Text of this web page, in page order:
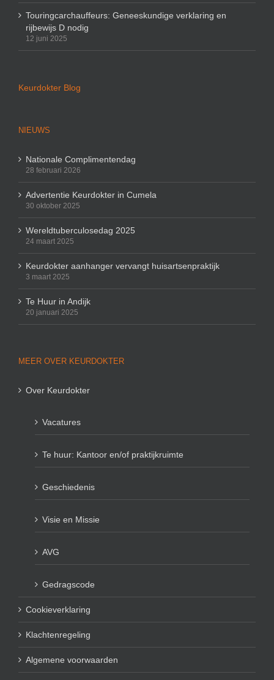
Touringcarchauffeurs: Geneeskundige verklaring en
rijbewijs D nodig
12 juni 2025
Keurdokter Blog
NIEUWS
Nationale Complimentendag
28 februari 2026
Advertentie Keurdokter in Cumela
30 oktober 2025
Wereldtuberculosedag 2025
24 maart 2025
Keurdokter aanhanger vervangt huisartsenpraktijk
3 maart 2025
Te Huur in Andijk
20 januari 2025
MEER OVER KEURDOKTER
Over Keurdokter
Vacatures
Te huur: Kantoor en/of praktijkruimte
Geschiedenis
Visie en Missie
AVG
Gedragscode
Cookieverklaring
Klachtenregeling
Algemene voorwaarden